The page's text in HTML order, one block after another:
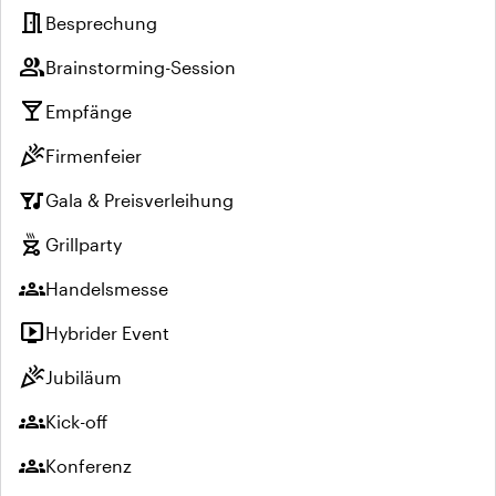
meeting_room Besprechung
groupBrainstorming-Session
local_bar Empfänge
celebrationFirmenfeier
nightlifeGala & Preisverleihung
outdoor_grill Grillparty
groupsHandelsmesse
live_tvHybrider Event
celebrationJubiläum
groupsKick-off
groupsKonferenz